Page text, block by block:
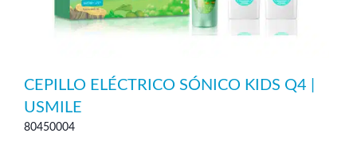
CEPILLO ELÉCTRICO SÓNICO KIDS Q4 |
USMILE
80450004